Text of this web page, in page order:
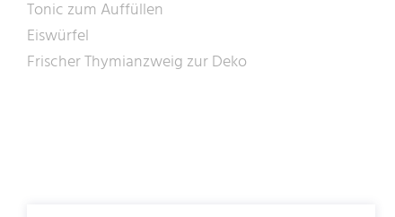
Tonic zum Auffüllen
Eiswürfel
Frischer Thymianzweig zur Deko